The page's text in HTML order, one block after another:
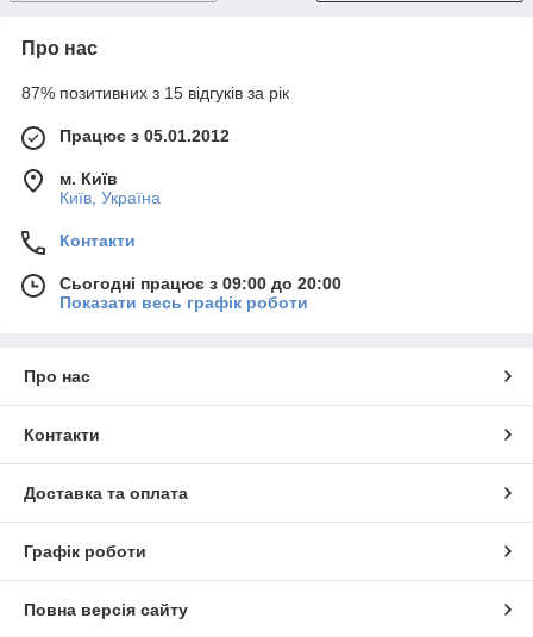
Про нас
87% позитивних з 15 відгуків за рік
Працює з 05.01.2012
м. Київ
Київ, Україна
Контакти
Сьогодні працює з 09:00 до 20:00
Показати весь графік роботи
Про нас
Контакти
Доставка та оплата
Графік роботи
Повна версія сайту